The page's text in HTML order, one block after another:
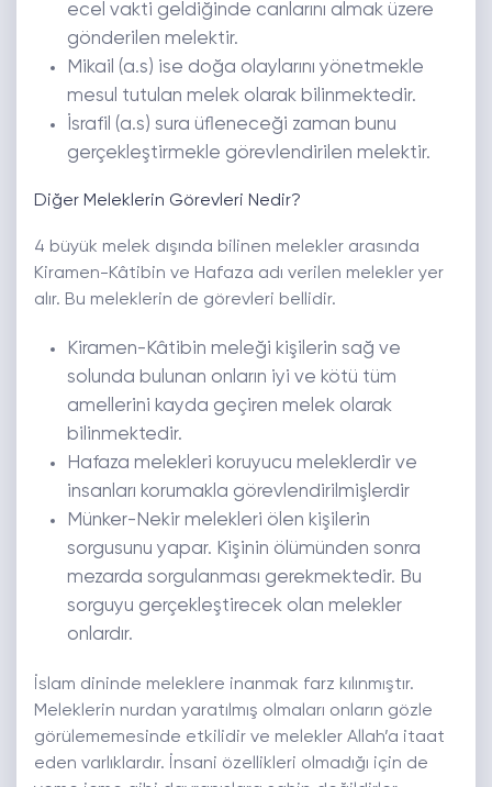
ecel vakti geldiğinde canlarını almak üzere
gönderilen melektir.
Mikail (a.s) ise doğa olaylarını yönetmekle
mesul tutulan melek olarak bilinmektedir.
İsrafil (a.s) sura üfleneceği zaman bunu
gerçekleştirmekle görevlendirilen melektir.
Diğer Meleklerin Görevleri Nedir?
4 büyük melek dışında bilinen melekler arasında
Kiramen-Kâtibin ve Hafaza adı verilen melekler yer
alır. Bu meleklerin de görevleri bellidir.
Kiramen-Kâtibin meleği kişilerin sağ ve
solunda bulunan onların iyi ve kötü tüm
amellerini kayda geçiren melek olarak
bilinmektedir.
Hafaza melekleri koruyucu meleklerdir ve
insanları korumakla görevlendirilmişlerdir
Münker-Nekir melekleri ölen kişilerin
sorgusunu yapar. Kişinin ölümünden sonra
mezarda sorgulanması gerekmektedir. Bu
sorguyu gerçekleştirecek olan melekler
onlardır.
İslam dininde meleklere inanmak farz kılınmıştır.
Meleklerin nurdan yaratılmış olmaları onların gözle
görülememesinde etkilidir ve melekler Allah’a itaat
eden varlıklardır. İnsani özellikleri olmadığı için de